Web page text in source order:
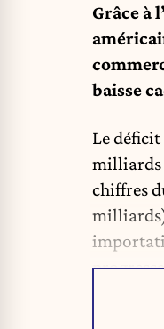
Grâce à
baisse
Le
milliards
chiffres